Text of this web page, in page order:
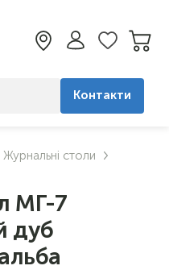
Контакти
Журнальні столи
МГ-7
дуб